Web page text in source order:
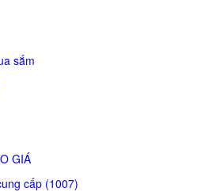
sắm
GIÁ
cấp (1007)